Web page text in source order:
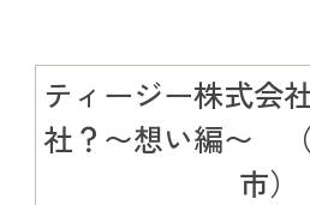
ティージー株式会
社？〜想い編〜
市）